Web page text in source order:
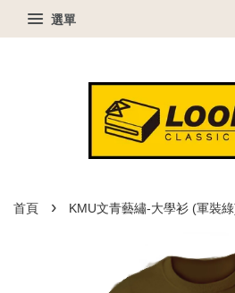
選單
首頁 › KMU文青藝繡-大學衫 (軍裝